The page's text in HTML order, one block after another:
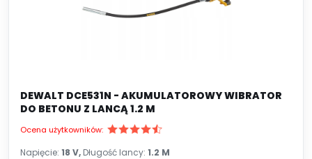
DEWALT DCE531N - AKUMULATOROWY WIBRATOR
DO BETONU Z LANCĄ 1.2 M
Ocena użytkowników:
Napięcie: 18 V, Długość lancy: 1.2 M